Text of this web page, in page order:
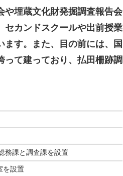
や埋蔵文化財発掘調査報告会
セカンドスクールや出前授業
す。また、目の前には、国
て建っており、払田柵跡調
務課と調査課を設置
を設置